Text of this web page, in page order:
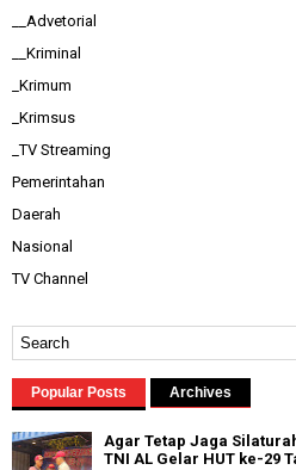
__Advetorial
__Kriminal
_Krimum
_Krimsus
_TV Streaming
Pemerintahan
Daerah
Nasional
TV Channel
Popular Posts Archives
Agar Tetap Jaga
TNI AL Gelar HUT ke-29